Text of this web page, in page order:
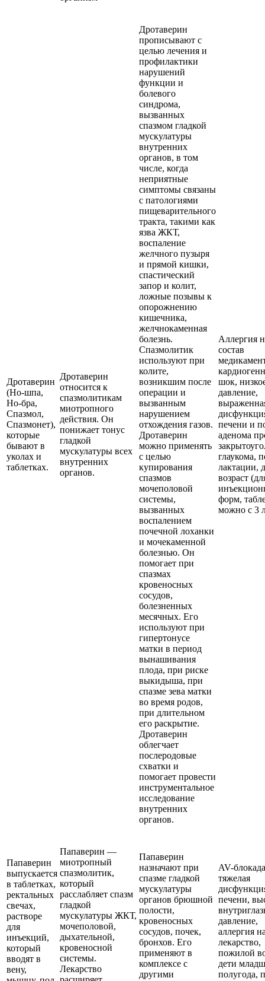
Дротаверин
(Но-шпа,
Но-бра,
Спазмол,
Спазмонет),
которые
бывают в
уколах и
таблетках.
Дротаверин
относится к
спазмолитикам
миотропного
действия. Он
понижает тонус
гладкой
мускулатуры всех
внутренних
органов.
Дротаверин
прописывают с
целью лечения и
профилактики
нарушений
функции и
болевого
синдрома,
вызванных
спазмом гладкой
мускулатуры
внутренних
органов, в том
числе, когда
неприятные
симптомы связаны
с патологиями
пищеварительного
тракта, такими как
язва ЖКТ,
воспаление
желчного пузыря
и прямой кишки,
спастический
запор и колит,
ложные позывы к
опорожнению
кишечника,
желчнокаменная
болезнь.
Спазмолитик
используют при
колите,
возникшим после
операции и
вызванным
нарушением
отхождения газов.
Дротаверин
можно применять
с целью
купирования
спазмов
мочеполовой
системы,
вызванных
воспалением
почечной лоханки
и мочекаменной
болезнью. Он
помогает при
спазмах
кровеносных
сосудов,
болезненных
месячных. Его
используют при
гипертонусе
матки в период
вынашивания
плода, при риске
выкидыша, при
спазме зева матки
во время родов,
при длительном
его раскрытие.
Дротаверин
облегчает
послеродовые
схватки и
помогает провести
инструментальное
исследование
внутренних
органов.
Аллергия
состав
шок,
давление,
печени и
аденома
глаукома,
лактации,
возраст
форм,
можно с 3
Папаверин
выпускается
в таблетках,
ректальных
свечах,
растворе
для
инъекций,
который
вводят в
вену,
Папаверин —
миотропный
спазмолитик,
который
расслабляет спазм
гладкой
мускулатуры ЖКТ,
мочеполовой,
дыхательной,
кровеносной
системы.
Лекарство
Папаверин
назначают при
спазме гладкой
мускулатуры
органов брюшной
полости,
кровеносных
сосудов, почек,
бронхов. Его
применяют в
комплексе с
другими
AV-
тяжелая
печени,
давление,
аллергия
лекарство,
пожилой
дети
полугода,